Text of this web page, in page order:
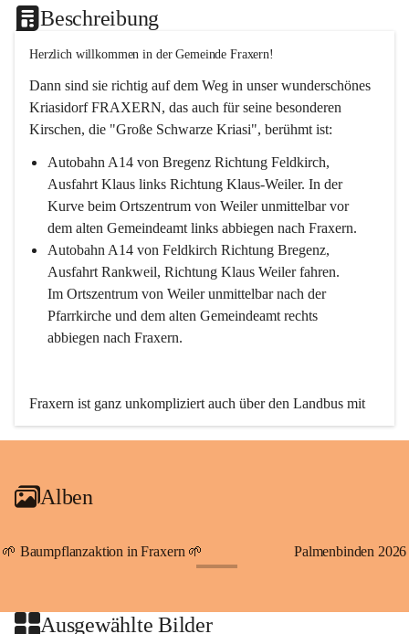
Beschreibung
Herzlich willkommen in der Gemeinde Fraxern!
Dann sind sie richtig auf dem Weg in unser wunderschönes
Kriasidorf FRAXERN, das auch für seine besonderen
Kirschen, die "Große Schwarze Kriasi", berühmt ist:
Autobahn A14 von Bregenz Richtung Feldkirch,
Ausfahrt Klaus links Richtung Klaus-Weiler. In der
Kurve beim Ortszentrum von Weiler unmittelbar vor
dem alten Gemeindeamt links abbiegen nach Fraxern.
Autobahn A14 von Feldkirch Richtung Bregenz,
Ausfahrt Rankweil, Richtung Klaus Weiler fahren.
Im Ortszentrum von Weiler unmittelbar nach der
Pfarrkirche und dem alten Gemeindeamt rechts
abbiegen nach Fraxern.
Fraxern ist ganz unkompliziert auch über den Landbus mit
den öffentlichen Verkehrsmitteln zu erreichen. Die Linie
An Samstagen, Sonn- und Feiertagen können Sie bequem
persönlichen Linienbus zur gewünschten Zeit zu Ihrer
Haltestelle bestellen. Sowohl von Weiler kommend nach
beide Fahrten Weiler-Fraxern-Weiler.
Alben
🌱 Baumpflanzaktion in Fraxern 🌱 Palmenbinden 2026
Ausgewählte Bilder